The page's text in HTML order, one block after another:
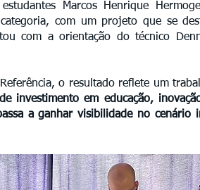
Marcos Henrique
com um projeto que se
com a orientação do técnico
o resultado reflete um
investimento em educação,
a ganhar visibilidade no cenário